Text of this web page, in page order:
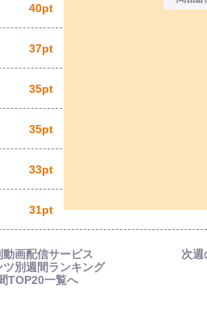
40pt
37pt
35pt
35pt
33pt
31pt
動画配信サービス
ツ別週間ランキング
TOP20一覧へ
次